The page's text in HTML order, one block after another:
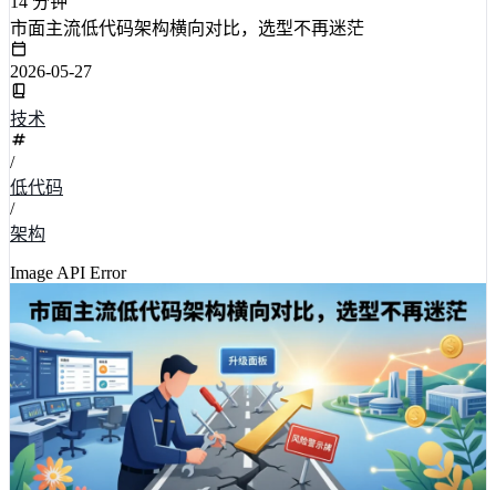
市面主流低代码架构横向对比，选型不再迷茫
2026-05-27
技术
/
低代码
/
架构
Image API Error